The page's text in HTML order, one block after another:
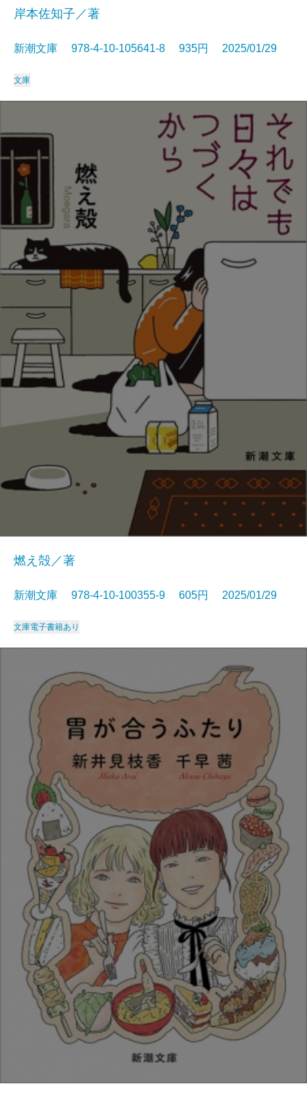
岸本佐知子／著
新潮文庫 978-4-10-105641-8 935円 2025/01/29
文庫
燃え殻／著
新潮文庫 978-4-10-100355-9 605円 2025/01/29
文庫電子書籍あり